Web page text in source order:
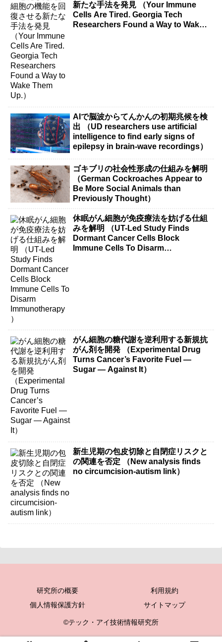
新たな手法を発見 （Your Immune
Cells Are Tired. Georgia Tech
Researchers Found a Way to Wake
AIで脳波からてんかんの初期兆候を検
出 （UD researchers use artificial
intelligence to find early signs of
epilepsy in brain-wave recordings）
ゴキブリの社会性形成の仕組みを解明
（German Cockroaches Appear to
Be More Social Animals than
Previously Thought）
休眠がん細胞が免疫療法を妨げる仕組
みを解明 （UT-Led Study Finds
Dormant Cancer Cells Block
Immune Cells To Disarm
がん細胞の糖代謝を逆利用する新規抗
がん剤を開発 （Experimental Drug
Turns Cancer’s Favorite Fuel —
Sugar — Against It）
新生児期の包皮切除と自閉症リスクと
の関連を否定 （New analysis finds
no circumcision-autism link）
研究所の概要
利用規約
個人情報保護方針
サイトマップ
©テック・アイ技術情報研究所